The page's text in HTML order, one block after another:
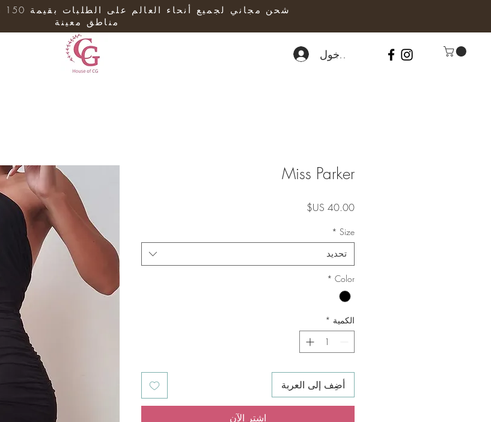
تسجيل الدخول
مناطق معينة
Miss Parker
Size
*
تحديد
Color
*
الكمية *
أضِف إلى العربة
اشترِ الآن